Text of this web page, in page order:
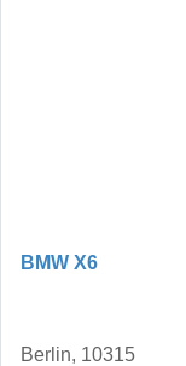
BMW X6
Berlin, 10315